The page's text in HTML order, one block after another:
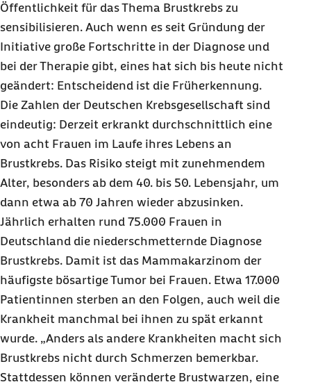
Öffentlichkeit für das Thema Brustkrebs zu
sensibilisieren. Auch wenn es seit Gründung der
Initiative große Fortschritte in der Diagnose und
bei der Therapie gibt, eines hat sich bis heute nicht
geändert: Entscheidend ist die Früherkennung.
Die Zahlen der Deutschen Krebsgesellschaft sind
eindeutig: Derzeit erkrankt durchschnittlich eine
von acht Frauen im Laufe ihres Lebens an
Brustkrebs. Das Risiko steigt mit zunehmendem
Alter, besonders ab dem 40. bis 50. Lebensjahr, um
dann etwa ab 70 Jahren wieder abzusinken.
Jährlich erhalten rund 75.000 Frauen in
Deutschland die niederschmetternde Diagnose
Brustkrebs. Damit ist das Mammakarzinom der
häufigste bösartige Tumor bei Frauen. Etwa 17.000
Patientinnen sterben an den Folgen, auch weil die
Krankheit manchmal bei ihnen zu spät erkannt
wurde. „Anders als andere Krankheiten macht sich
Brustkrebs nicht durch Schmerzen bemerkbar.
Stattdessen können veränderte Brustwarzen, eine